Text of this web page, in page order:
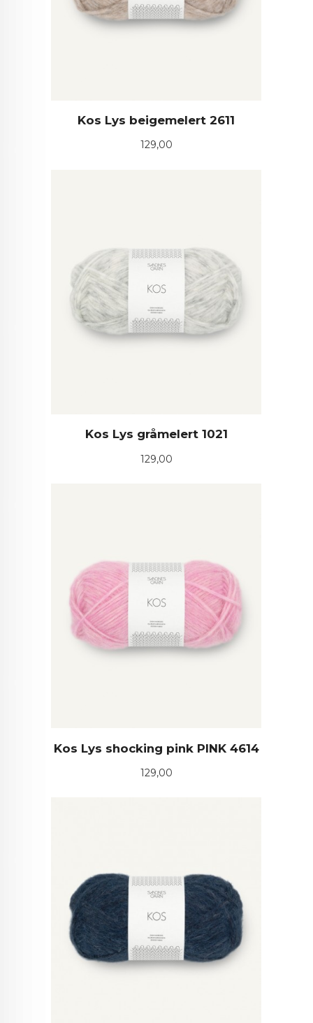
Kos Lys beigemelert 2611
Pris
129,00
Kos Lys gråmelert 1021
Pris
129,00
Kos Lys shocking pink PINK 4614
Pris
129,00